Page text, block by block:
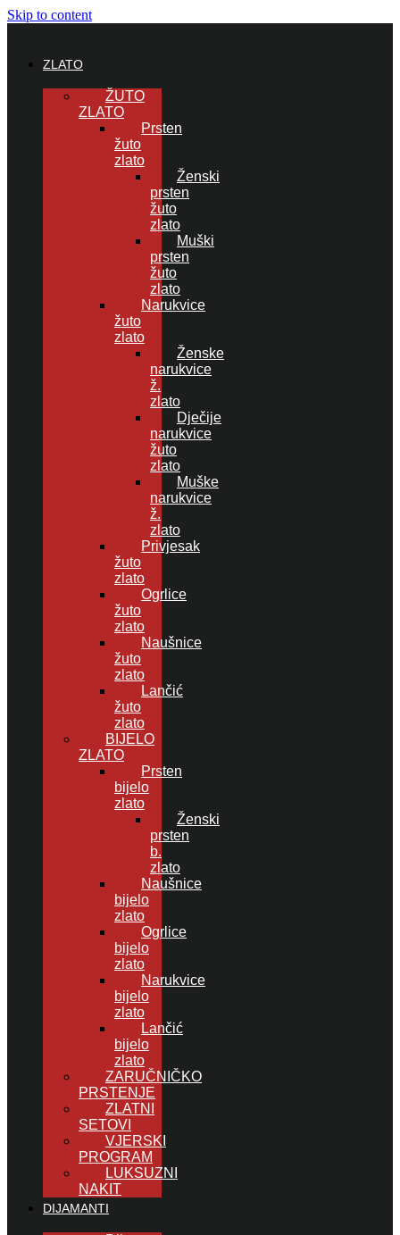
Skip to content
ZLATO
ŽUTO
ZLATO
Prsten
žuto
zlato
Ženski
prsten
žuto
zlato
Muški
prsten
žuto
zlato
Narukvice
žuto
zlato
Ženske
narukvice
ž.
zlato
Dječije
narukvice
žuto
zlato
Muške
narukvice
ž.
zlato
Privjesak
žuto
zlato
Ogrlice
žuto
zlato
Naušnice
žuto
zlato
Lančić
žuto
zlato
BIJELO
ZLATO
Prsten
bijelo
zlato
Ženski
prsten
b.
zlato
Naušnice
bijelo
zlato
Ogrlice
bijelo
zlato
Narukvice
bijelo
zlato
Lančić
bijelo
zlato
ZARUČNIČKO
PRSTENJE
ZLATNI
SETOVI
VJERSKI
PROGRAM
LUKSUZNI
NAKIT
DIJAMANTI